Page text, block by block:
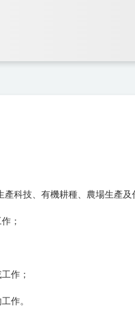
科技、有機耕種、農場生產及
；
作；
作。